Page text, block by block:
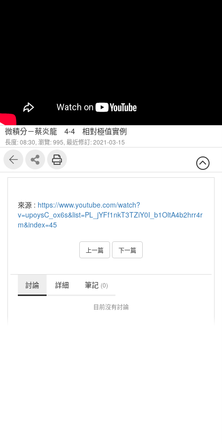
微積分－蔡炎龍 4-4 相對極值實例
長度: 08:30, 瀏覽: 995, 最近修訂: 2021-03-15
來源 : https://www.youtube.com/watch?
v=upoysC_ox6s&list=PL_jYFf1nkT3TZiY0I_b1OltA4b2hrr4r
m&index=45
上一篇 下一篇
討論 詳細 筆記 (0)
目前沒有討論